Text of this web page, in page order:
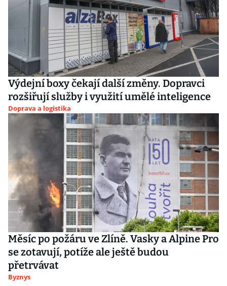
Výdejní boxy čekají další změny. Dopravci
rozšiřují služby i využití umělé inteligence
Doprava a logistika
Měsíc po požáru ve Zlíně. Vasky a Alpine Pro
se zotavují, potíže ale ještě budou
přetrvávat
Byznys